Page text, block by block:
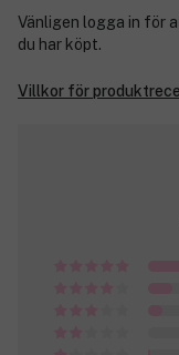
Vänligen logga in för
du har köpt.
Villkor för